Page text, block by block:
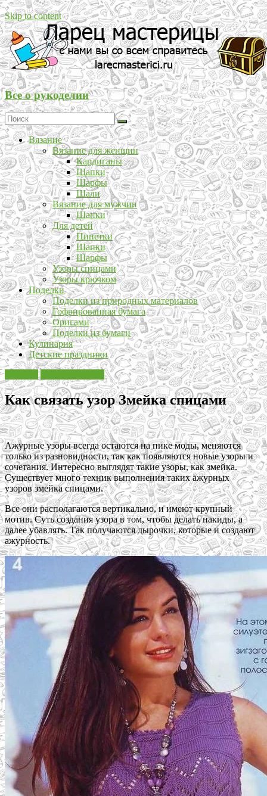
Skip to content
Все о рукоделии
Вязание
Вязание для женщин
Кардиганы
Шапки
Шарфы
Шали
Вязание для мужчин
Шапки
Для детей
Пинетки
Шапки
Шарфы
Узоры спицами
Узоры крючком
Поделки
Поделки из природных материалов
Гофрированная бумага
Оригами
Поделки из бумаги
Кулинария
Детские праздники
Как связать узор Змейка спицами
Ажурные узоры всегда остаются на пике моды, меняются
только из разновидности, так как появляются новые узоры и
сочетания. Интересно выглядят такие узоры, как змейка.
Существует много техник выполнения таких ажурных
узоров змейка спицами.
Все они располагаются вертикально, и имеют крупный
мотив. Суть создания узора в том, чтобы делать накиды, а
далее убавлять. Так получаются дырочки, которые и создают
ажурность.